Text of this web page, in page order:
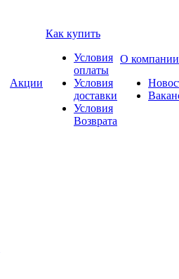
Акции
Как купить
Условия
оплаты
Условия
доставки
Условия
Возврата
О компании